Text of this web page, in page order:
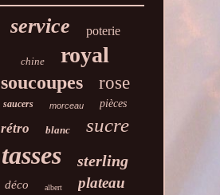
service
poterie
chine royal
soucoupes rose
saucers morceau pièces
rétro blanc sucre
tasses sterling
déco albert plateau